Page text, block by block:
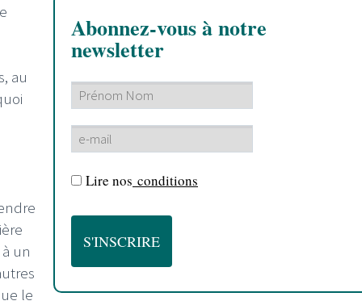
au
un
le
Abonnez-vous à notre
newsletter
Lire nos conditions